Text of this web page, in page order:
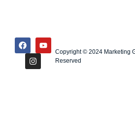
Copyright © 2024 Marketing
Reserved